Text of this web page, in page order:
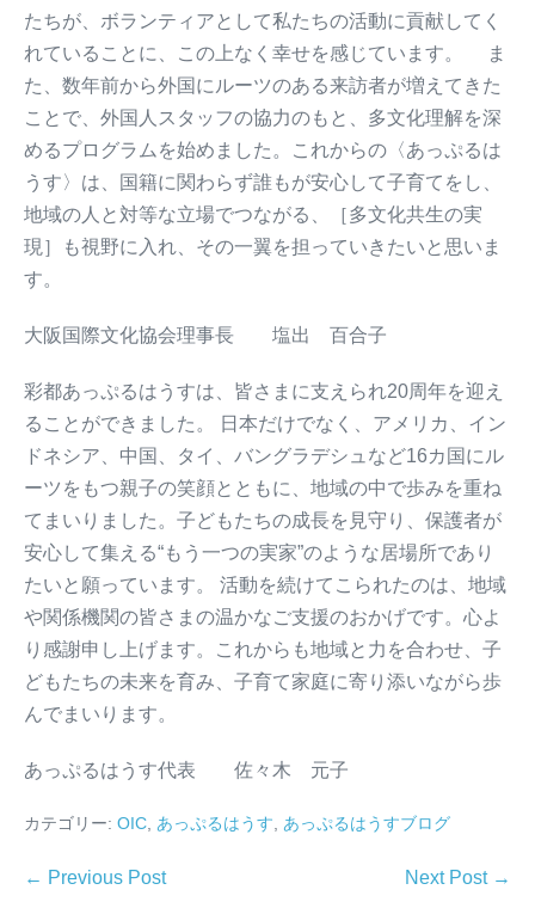
たちが、ボランティアとして私たちの活動に貢献してく
れていることに、この上なく幸せを感じています。 ま
た、数年前から外国にルーツのある来訪者が増えてきた
ことで、外国人スタッフの協力のもと、多文化理解を深
めるプログラムを始めました。これからの〈あっぷるは
うす〉は、国籍に関わらず誰もが安心して子育てをし、
地域の人と対等な立場でつながる、［多文化共生の実
現］も視野に入れ、その一翼を担っていきたいと思いま
す。
大阪国際文化協会理事長 塩出 百合子
彩都あっぷるはうすは、皆さまに支えられ20周年を迎え
ることができました。 日本だけでなく、アメリカ、イン
ドネシア、中国、タイ、バングラデシュなど16カ国にル
ーツをもつ親子の笑顔とともに、地域の中で歩みを重ね
てまいりました。子どもたちの成長を見守り、保護者が
安心して集える“もう一つの実家”のような居場所であり
たいと願っています。 活動を続けてこられたのは、地域
や関係機関の皆さまの温かなご支援のおかげです。心よ
り感謝申し上げます。これからも地域と力を合わせ、子
どもたちの未来を育み、子育て家庭に寄り添いながら歩
んでまいります。
あっぷるはうす代表 佐々木 元子
カテゴリー: OIC あっぷるはうす あっぷるはうすブログ
← Previous Post Next Post →